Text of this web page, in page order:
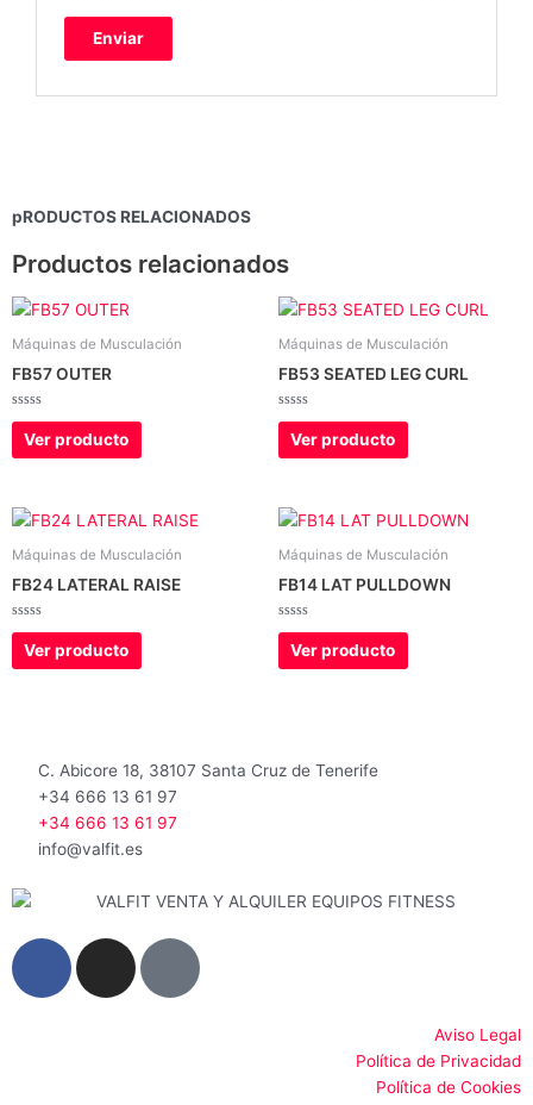
pRODUCTOS RELACIONADOS
Productos relacionados
Máquinas de Musculación
FB57 OUTER
Valorado
con
de
Ver producto
Máquinas de Musculación
FB53 SEATED LEG CURL
Valorado
con
de
Ver producto
Máquinas de Musculación
FB24 LATERAL RAISE
Valorado
con
de
Ver producto
Máquinas de Musculación
FB14 LAT PULLDOWN
Valorado
con
de
Ver producto
C. Abicore 18, 38107 Santa Cruz de Tenerife
+34 666 13 61 97
+34 666 13 61 97
info@valfit.es
F
I
G
Aviso Legal
Política de Privacidad
Política de Cookies